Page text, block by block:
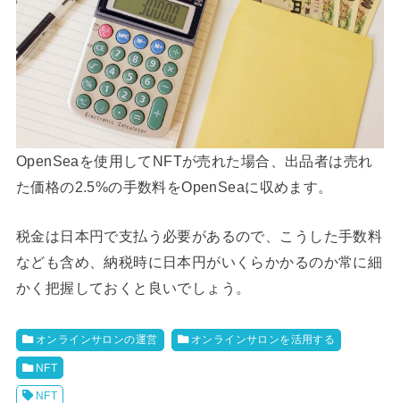
OpenSeaを使用してNFTが売れた場合、出品者は売れ
た価格の2.5%の手数料をOpenSeaに収めます。
税金は日本円で支払う必要があるので、こうした手数料
なども含め、納税時に日本円がいくらかかるのか常に細
かく把握しておくと良いでしょう。
オンラインサロンの運営 オンラインサロンを活用する
NFT
NFT